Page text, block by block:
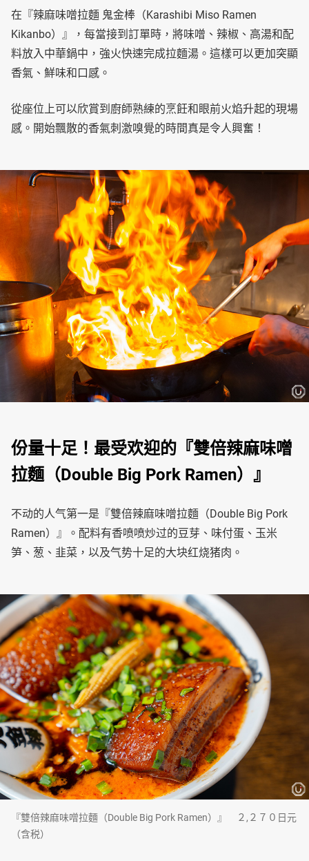
在『辣麻味噌拉麵 鬼金棒（Karashibi Miso Ramen
Kikanbo）』，每當接到訂單時，將味噌、辣椒、高湯和配
料放入中華鍋中，強火快速完成拉麵湯。這樣可以更加突顯
香氣、鮮味和口感。
從座位上可以欣賞到廚師熟練的烹飪和眼前火焰升起的現場
感。開始飄散的香氣刺激嗅覺的時間真是令人興奮！
份量十足！最受欢迎的『雙倍辣麻味噌
拉麵（Double Big Pork Ramen）』
不动的人气第一是『雙倍辣麻味噌拉麵（Double Big Pork
Ramen）』。配料有香喷喷炒过的豆芽、味付蛋、玉米
笋、葱、韭菜，以及气势十足的大块红烧猪肉。
『雙倍辣麻味噌拉麵（Double Big Pork Ramen）』 ２,２７０日元
（含税）